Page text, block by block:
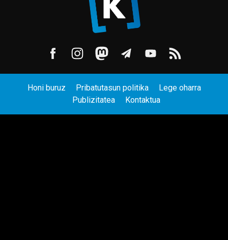
Honi buruz Pribatutasun politika
Lege oharra
Publizitatea
Kontaktua